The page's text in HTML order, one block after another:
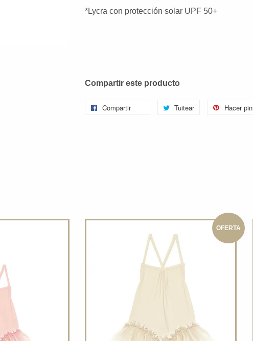
*Lycra con protección solar UPF 50+
Compartir este producto
Compartir Tuitear Hacer pin
OFERTA